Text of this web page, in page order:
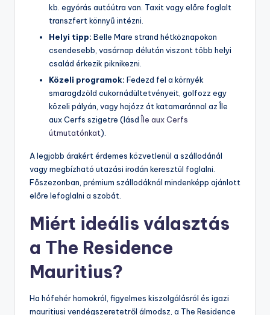
kb. egyórás autóútra van. Taxit vagy előre foglalt
transzfert könnyű intézni.
Helyi tipp: Belle Mare strand hétköznapokon
csendesebb, vasárnap délután viszont több helyi
család érkezik piknikezni.
Közeli programok: Fedezd fel a környék
smaragdzöld cukornádültetvényeit, golfozz egy
közeli pályán, vagy hajózz át katamaránnal az Île
aux Cerfs szigetre (lásdÎle aux Cerfs
útmutatónkat).
A legjobb árakért érdemes közvetlenül a szállodánál
vagy megbízható utazási irodán keresztül foglalni.
Főszezonban, prémium szállodáknál mindenképp ajánlott
előre lefoglalni a szobát.
Miért ideális választás
a The Residence
Mauritius?
Ha hófehér homokról, figyelmes kiszolgálásról és igazi
mauritiusi vendégszeretetről álmodsz, a The Residence